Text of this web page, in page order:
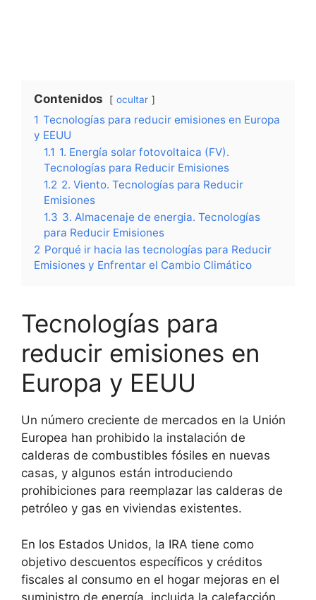
Contenidos ocultar
1 Tecnologías para reducir emisiones en Europa
y EEUU
1.1 1. Energía solar fotovoltaica (FV).
Tecnologías para Reducir Emisiones
1.2 2. Viento. Tecnologías para Reducir
Emisiones
1.3 3. Almacenaje de energia. Tecnologías
para Reducir Emisiones
2 Porqué ir hacia las tecnologías para Reducir
Emisiones y Enfrentar el Cambio Climático
Tecnologías para
reducir emisiones en
Europa y EEUU
Un número creciente de mercados en la Unión
Europea han prohibido la instalación de
calderas de combustibles fósiles en nuevas
casas, y algunos están introduciendo
prohibiciones para reemplazar las calderas de
petróleo y gas en viviendas existentes.
En los Estados Unidos, la IRA tiene como
objetivo descuentos específicos y créditos
fiscales al consumo en el hogar mejoras en el
suministro de energía, incluida la calefacción.